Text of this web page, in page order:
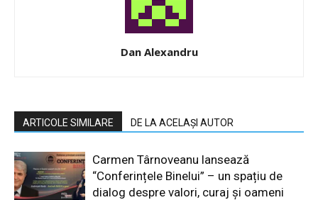
Dan Alexandru
ARTICOLE SIMILARE DE LA ACELAȘI AUTOR
Carmen Târnoveanu lansează
“Conferințele Binelui” – un spațiu de
dialog despre valori, curaj și oameni